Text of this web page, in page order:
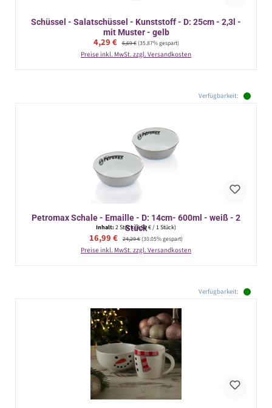
Schüssel - Salatschüssel - Kunststoff - D: 25cm - 2,3l -
mit Muster - gelb
Verkaufspreis:
4,29 € Regulärer Preis:
6,69 €(35.87% gespart)
Preise inkl. MwSt. zzgl. Versandkosten
Verfügbarkeit:
Petromax Schale - Emaille - D: 14cm- 600ml - weiß - 2
Stück
Inhalt:2 Stück(8,50 € / 1 Stück)
Verkaufspreis:
16,99 € Regulärer Preis:
24,29 €(30.05% gespart)
Preise inkl. MwSt. zzgl. Versandkosten
Verfügbarkeit: